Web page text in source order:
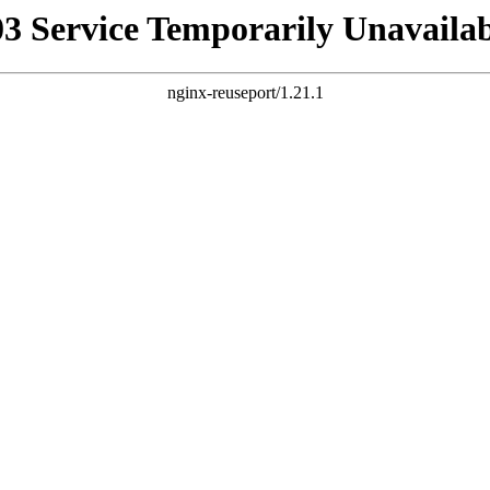
Service Temporarily
nginx-reuseport/1.21.1